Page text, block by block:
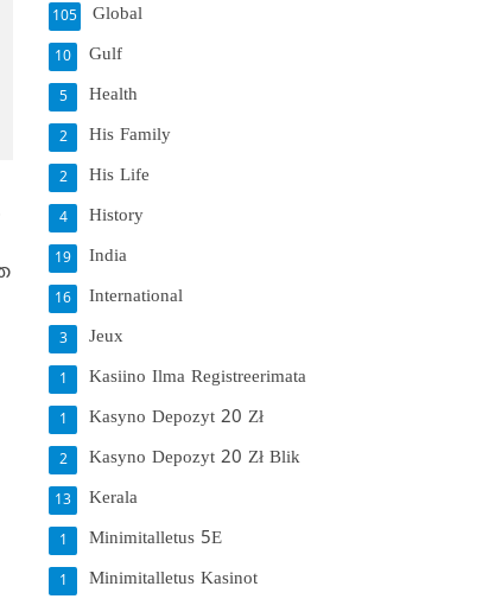
Global
105
Gulf
10
Health
5
His Family
2
His Life
2
History
4
India
19
International
16
Jeux
3
Kasiino Ilma Registreerimata
1
Kasyno Depozyt 20 Zł
1
Kasyno Depozyt 20 Zł Blik
2
Kerala
13
Minimitalletus 5E
1
Minimitalletus Kasinot
1